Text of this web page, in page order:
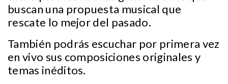
buscan una propuesta musical que
rescate lo mejor del pasado.
También podrás escuchar por primera vez
en vivo sus composiciones originales y
temas inéditos.